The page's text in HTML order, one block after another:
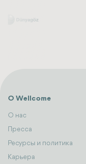
О Wellcome
О нас
Пресса
Ресурсы и политика
Карьера